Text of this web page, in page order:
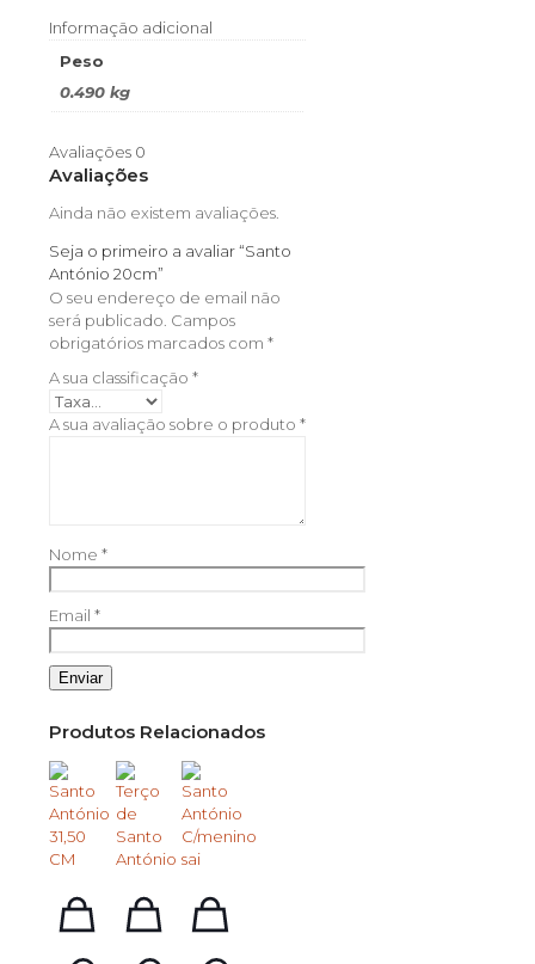
Informação adicional
Peso
0.490 kg
Avaliações 0
Avaliações
Ainda não existem avaliações.
Seja o primeiro a avaliar “Santo
António 20cm”
O seu endereço de email não
será publicado. Campos
obrigatórios marcados com *
A sua classificação *
A sua avaliação sobre o produto *
Nome *
Email *
Produtos Relacionados